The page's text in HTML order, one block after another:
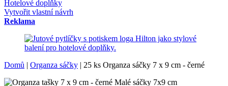
Hotelové doplňky
Vytvořit vlastní návrh
Reklama
Domů | Organza sáčky | 25 ks Organza sáčky 7 x 9 cm - černé